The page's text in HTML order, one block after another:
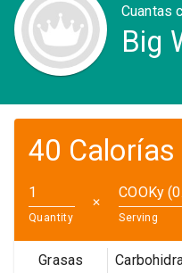
Cuantas
Big
40 Calorías
Quantity
✕
COOKy
Serving
Grasas